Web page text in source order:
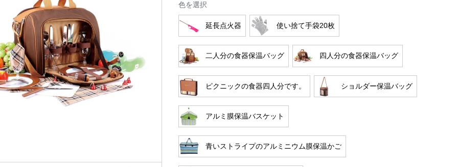
色を選択
延長点火器 使い捨て手袋20枚
二人分の食器保温バッグ 四人分の食器保温バッグ
ピクニックの食器四人分です。 ショルダー保温バッグ
アルミ膜保温バスケット
青いストライプのアルミニウム膜保温かご